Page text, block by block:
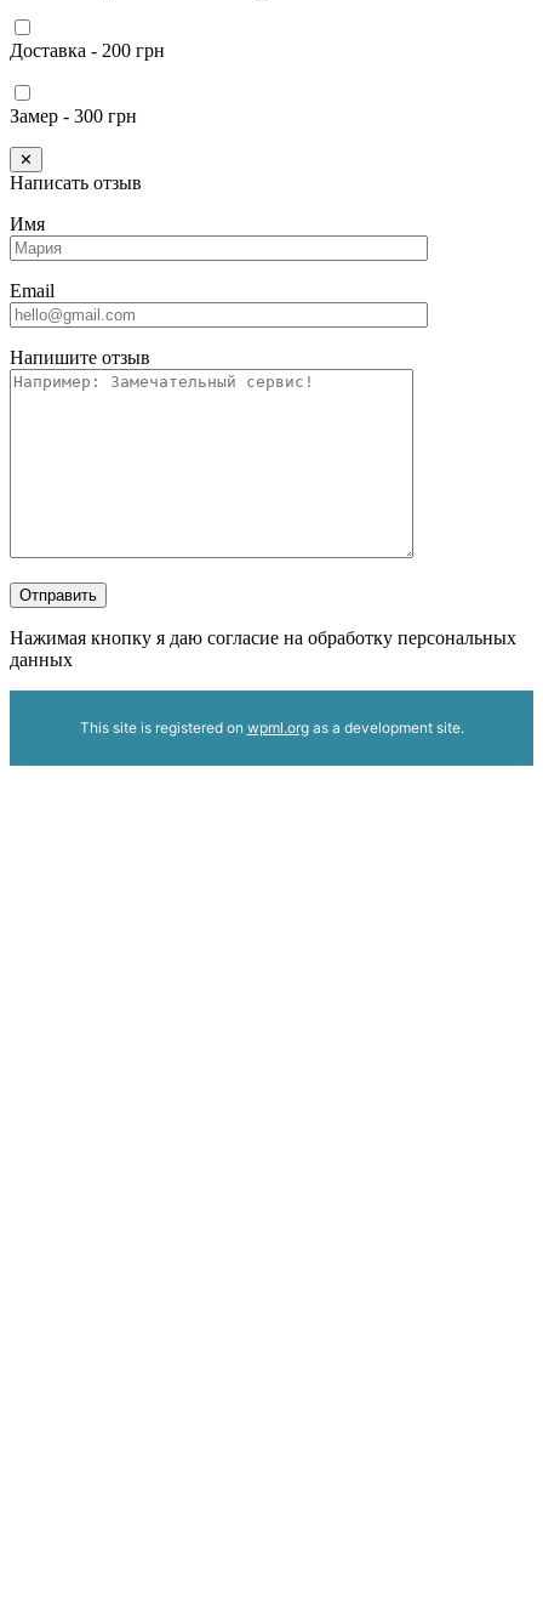
Доставка - 200 грн
Замер - 300 грн
✕
Написать отзыв
Имя
Email
Напишите отзыв
Отправить
Нажимая кнопку я даю согласие на обработку персональных
данных
This site is registered on wpml.orgas a development site.